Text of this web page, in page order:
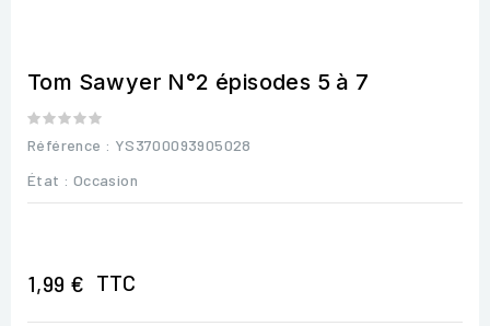
Tom Sawyer N°2 épisodes 5 à 7
Référence : YS3700093905028
État : Occasion
1,99 € TTC